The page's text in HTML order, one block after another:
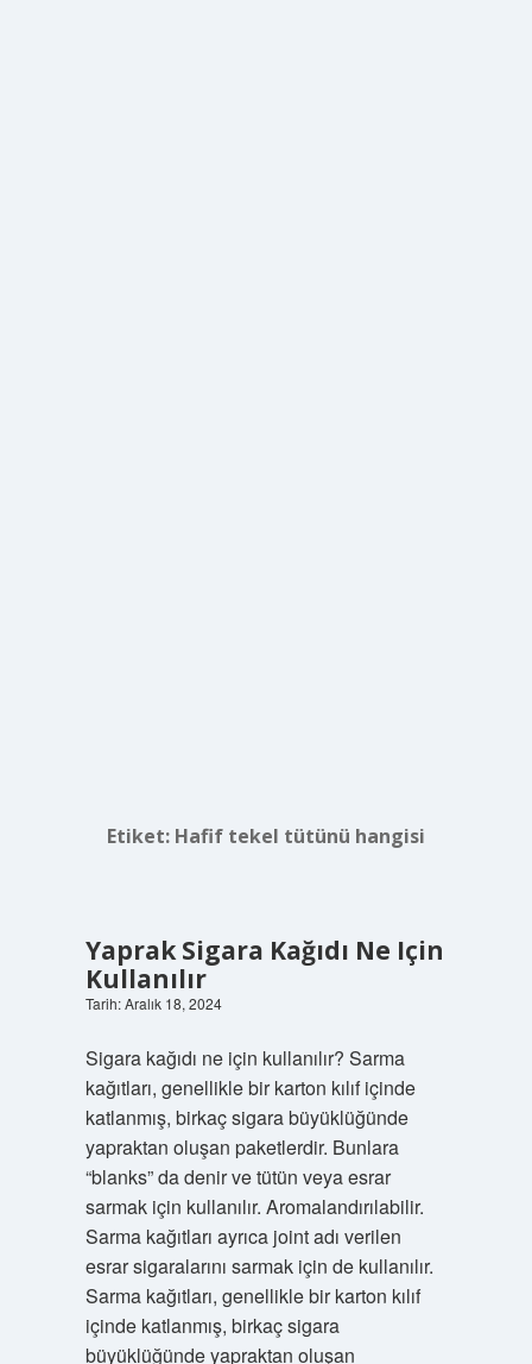
Etiket: Hafif tekel tütünü hangisi
Yaprak Sigara Kağıdı Ne Için
Kullanılır
Tarih: Aralık 18, 2024
Sigara kağıdı ne için kullanılır? Sarma
kağıtları, genellikle bir karton kılıf içinde
katlanmış, birkaç sigara büyüklüğünde
yapraktan oluşan paketlerdir. Bunlara
“blanks” da denir ve tütün veya esrar
sarmak için kullanılır. Aromalandırılabilir.
Sarma kağıtları ayrıca joint adı verilen
esrar sigaralarını sarmak için de kullanılır.
Sarma kağıtları, genellikle bir karton kılıf
içinde katlanmış, birkaç sigara
büyüklüğünde yapraktan oluşan